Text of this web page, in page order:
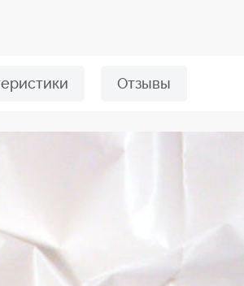
Отзывы